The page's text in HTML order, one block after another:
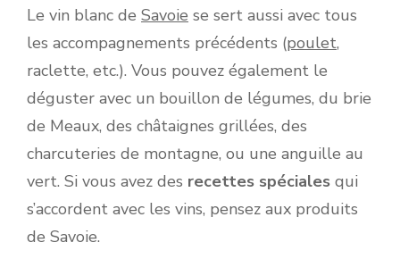
Le vin blanc de Savoie se sert aussi avec tous
les accompagnements précédents (poulet,
raclette, etc.). Vous pouvez également le
déguster avec un bouillon de légumes, du brie
de Meaux, des châtaignes grillées, des
charcuteries de montagne, ou une anguille au
vert. Si vous avez des recettes spéciales qui
s’accordent avec les vins, pensez aux produits
de Savoie.